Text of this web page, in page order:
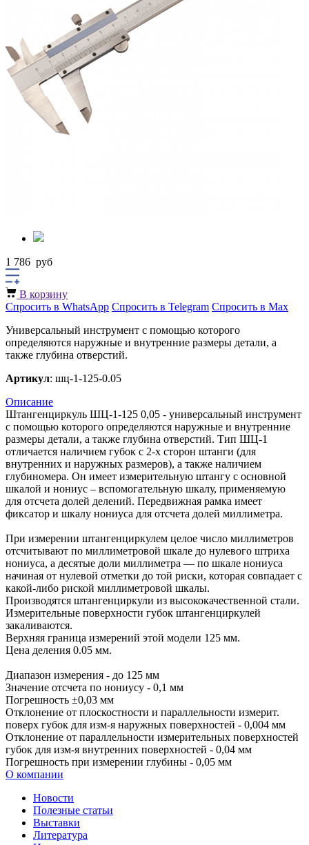
1 786 руб
В корзину
Спросить в WhatsApp Спросить в Telegram Спросить в Max
Универсальный инструмент с помощью которого
определяются наружные и внутренние размеры детали, а
также глубина отверстий.
Артикул: шц-1-125-0.05
Описание
Штангенциркуль ШЦ-1-125 0,05 - универсальный инструмент
с помощью которого определяются наружные и внутренние
размеры детали, а также глубина отверстий. Тип ШЦ-1
отличается наличием губок с 2-х сторон штанги (для
внутренних и наружных размеров), а также наличием
глубиномера. Он имеет измерительную штангу с основной
шкалой и нониус – вспомогательную шкалу, применяемую
для отсчета долей делений. Передвижная рамка имеет
фиксатор и шкалу нониуса для отсчета долей миллиметра.
При измерении штангенциркулем целое число миллиметров
отсчитывают по миллиметровой шкале до нулевого штриха
нониуса, а десятые доли миллиметра — по шкале нониуса
начиная от нулевой отметки до той риски, которая совпадает с
какой-либо риской миллиметровой шкалы.
Производятся штангенциркули из высококачественной стали.
Измерительные поверхности губок штангенциркулей
закаливаются.
Верхняя граница измерений этой модели 125 мм.
Цена деления 0.05 мм.
Диапазон измерения - до 125 мм
Значение отсчета по нониусу - 0,1 мм
Погрешность ±0,03 мм
Отклонение от плоскостности и параллельности измерит.
поверх губок для изм-я наружных поверхностей - 0,004 мм
Отклонение от параллельности измерительных поверхностей
губок для изм-я внутренних поверхностей - 0,04 мм
Погрешность при измерении глубины - 0,05 мм
О компании
Новости
Полезные статьи
Выставки
Литература